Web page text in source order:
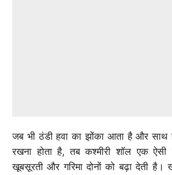
जब भी ठंडी हवा का झोंका आता है और साथ
रखना होता है, तब कश्मीरी शॉल एक
खूबसूरती और गरिमा दोनों को बढ़ा देती